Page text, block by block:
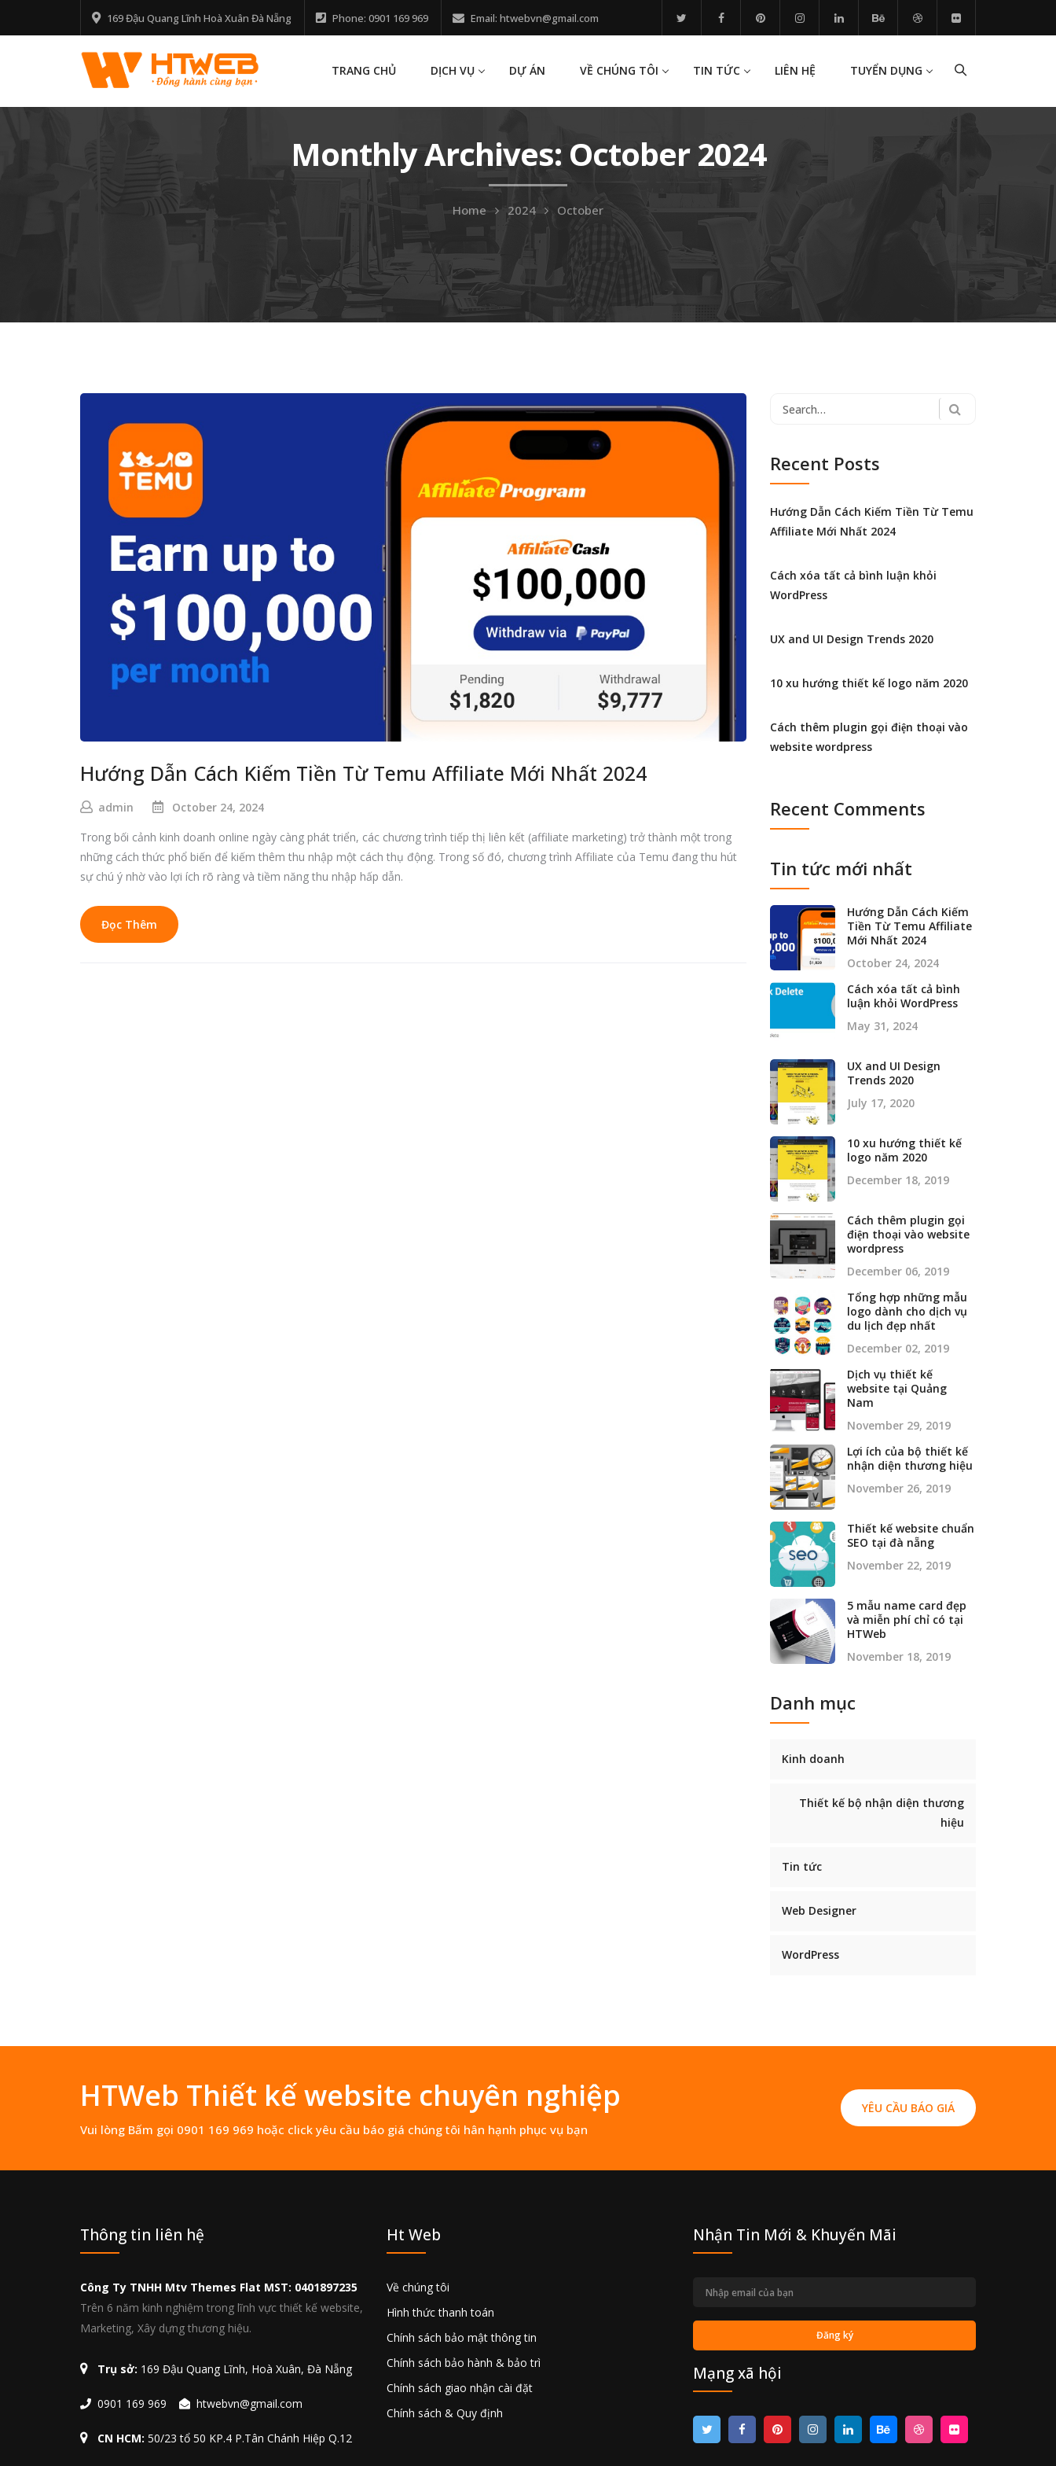
169 Đậu Quang Lĩnh Hoà Xuân Đà Nẵng Phone: 0901 169 969 Email: htwebvn@gmail.com
TRANG CHỦ DỊCH VỤ DỰ ÁN VỀ CHÚNG TÔI TIN TỨC LIÊN HỆ TUYỂN DỤNG
Monthly Archives: October 2024
Home 2024 October
Hướng Dẫn Cách Kiếm Tiền Từ Temu Affiliate Mới Nhất 2024
admin
October 24, 2024
Trong bối cảnh kinh doanh online ngày càng phát triển, các chương trình tiếp thị liên kết (affiliate marketing) trở thành một trong
những cách thức phổ biến để kiếm thêm thu nhập một cách thụ động. Trong số đó, chương trình Affiliate của Temu đang thu hút
sự chú ý nhờ vào lợi ích rõ ràng và tiềm năng thu nhập hấp dẫn.
Đọc Thêm
Search
Recent Posts
Hướng Dẫn Cách Kiếm Tiền Từ Temu
Affiliate Mới Nhất 2024
Cách xóa tất cả bình luận khỏi
WordPress
UX and UI Design Trends 2020
10 xu hướng thiết kế logo năm 2020
Cách thêm plugin gọi điện thoại vào
website wordpress
Recent Comments
Tin tức mới nhất
Hướng Dẫn Cách Kiếm
Tiền Từ Temu Affiliate
Mới Nhất 2024
October 24, 2024
Cách xóa tất cả bình
luận khỏi WordPress
May 31, 2024
UX and UI Design
Trends 2020
July 17, 2020
10 xu hướng thiết kế
logo năm 2020
December 18, 2019
Cách thêm plugin gọi
điện thoại vào website
wordpress
December 06, 2019
Tổng hợp những mẫu
logo dành cho dịch vụ
du lịch đẹp nhất
December 02, 2019
Dịch vụ thiết kế
website tại Quảng
Nam
November 29, 2019
Lợi ích của bộ thiết kế
nhận diện thương hiệu
November 26, 2019
Thiết kế website chuẩn
SEO tại đà nẵng
November 22, 2019
5 mẫu name card đẹp
và miễn phí chỉ có tại
HTWeb
November 18, 2019
Danh mục
Kinh doanh
Thiết kế bộ nhận diện thương
hiệu
Tin tức
Web Designer
WordPress
HTWeb Thiết kế website chuyên nghiệp
Vui lòng Bấm gọi 0901 169 969 hoặc click yêu cầu báo giá chúng tôi hân hạnh phục vụ bạn
YÊU CẦU BÁO GIÁ
Thông tin liên hệ
Công Ty TNHH Mtv Themes Flat MST: 0401897235
Trên 6 năm kinh nghiệm trong lĩnh vực thiết kế website,
Marketing, Xây dựng thương hiệu.
Trụ sở: 169 Đậu Quang Lĩnh, Hoà Xuân, Đà Nẵng
0901 169 969 htwebvn@gmail.com
CN HCM: 50/23 tổ 50 KP.4 P.Tân Chánh Hiệp Q.12
Ht Web
Về chúng tôi
Hình thức thanh toán
Chính sách bảo mật thông tin
Chính sách bảo hành & bảo trì
Chính sách giao nhận cài đặt
Chính sách & Quy định
Nhận Tin Mới & Khuyến Mãi
Mạng xã hội